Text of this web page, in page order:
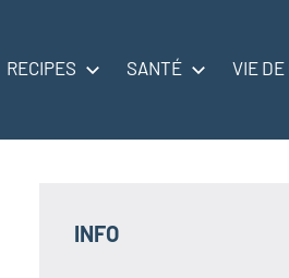
RECIPES SANTÉ VIE
INFO